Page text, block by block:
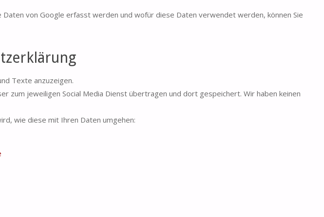
von Google erfasst werden und wofür diese Daten verwendet werden, können Sie
Texte anzuzeigen.
zum jeweiligen Social Media Dienst übertragen und dort gespeichert. Wir haben keinen
wie diese mit Ihren Daten umgehen: